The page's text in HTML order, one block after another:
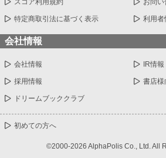
スコア利用規約 お問
特定商取引法に基づく表示 利用者
会社情報
会社情報 IR情報
採用情報 書店様
ドリームブッククラブ
初めての方へ
©2000-2026 AlphaPolis Co., Ltd. All